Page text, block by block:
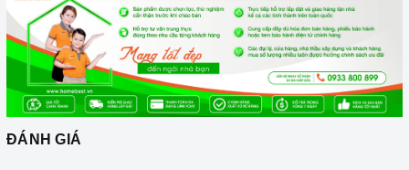
cấp và phân phối các thiết bị nhà bếp cao cấp thì vấn đề bảo trì
và bảo dưỡng sản phẩm luôn được Home Best lưu tâm.
Thiết bị nhà bếp có sự cố hãy gọi ngay cho
Hotline số0933 800 899 hoặc 028 66 798989.
lắp đặt thiết bị Miền Nam
ĐÁNH GIÁ